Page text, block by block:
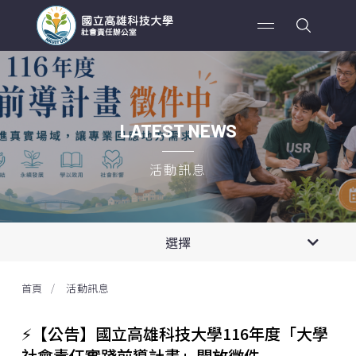
LATEST NEWS
活動訊息
選擇
全部消息
首頁 活動訊息
⚡【公告】國立高雄科技大學116年度「大學